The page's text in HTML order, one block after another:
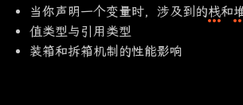
当你声明一个变量时，涉及到的栈和
值类型与引用类型
装箱和拆箱机制的性能影响